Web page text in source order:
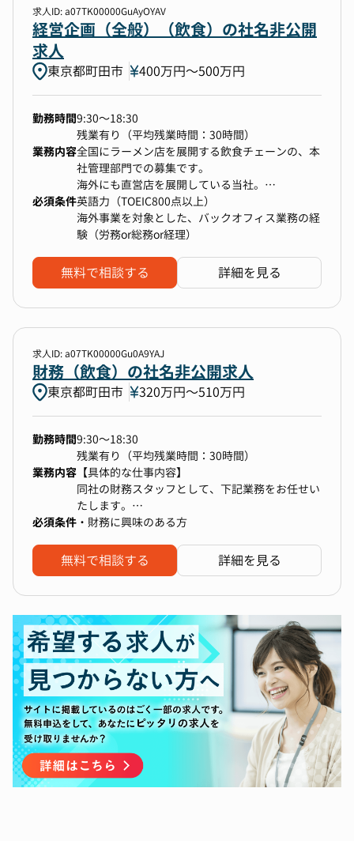
げた部署となります！
をプロデュース。
安定的に利益が見込まれ、飲食業界で経常利益率
10%を越える高収益体制を実現
求人ID: a07TK00000GuAyOYAV
経営企画（全般）（飲食）の社名非公開
求人
東京都町田市 400万円〜500万円
勤務時間9:30～18:30
残業有り（平均残業時間：30時間）
業務内容全国にラーメン店を展開する飲食チェーンの、本
社管理部門での募集です。
海外にも直営店を展開している当社。
今後さらに海外事業の強化を進めるあたり、海外
事業専属のバックオフィス部門を新設しました。
2023年に立ち上がった、まだ新しい部門です。
務・経理・総務などのバックオフィス業務をお願
いします。
・経理：伝票起票、仕訳、債権債務管理、資金管
理、支払、数値管理、レポーティング資料作成な
ど
必須条件英語力（TOEIC800点以上）
海外事業を対象とした、バックオフィス業務の経
験（労務or総務or経理）
無料で相談する 詳細を見る
求人ID: a07TK00000Gu0A9YAJ
財務（飲食）の社名非公開求人
東京都町田市 320万円〜510万円
勤務時間9:30～18:30
残業有り（平均残業時間：30時間）
業務内容 【具体的な仕事内容】
同社の財務スタッフとして、下記業務をお任せい
たします。
お任せできる業務からお任せしていき、徐々に業
・支払いおよび振込の実行：
に支払情報の取込を行います。
また、資金繰り予測に則して各口座の資金移動を
実施します。
・店舗現金管理：
毎日各店舗からの入金状況を確認し、未入金や入
金不足の場合には店舗に連絡します。
釣り銭や両替用の種銭といった準備金や金庫の管
理状況を確認します。
・資金繰り予測：
各種入出金のタイミングを把握し、将来の資金需
要を予測します。
必須条件 ・財務に興味のある方
無料で相談する 詳細を見る